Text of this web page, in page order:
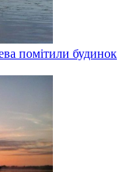
помітили будинок